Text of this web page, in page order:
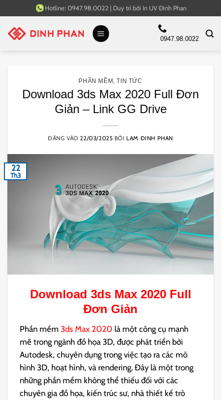
qua
nội
Hotline: 0947.98.0022 | Duy trì bởi In UV Đinh Phan
0947.98.0022
PHẦN MỀM ,TIN TỨC
Download 3ds Max 2020 Full Đơn
Giản – Link GG Drive
ĐĂNG VÀO22/03/2025 BỞI LAM ĐINH PHAN
22
Th3
Download 3ds Max 2020Full
Đơn Giản
Phần mềm3ds Max 2020 là một công cụ mạnh
mẽ trong ngành đồ họa 3D, được phát triển bởi
Autodesk, chuyên dụng trong việc tạo ra các mô
hình 3D, hoạt hình, và rendering. Đây là một trong
những phần mềm không thể thiếu đối với các
chuyên gia đồ họa, kiến trúc sư, nhà thiết kế trò